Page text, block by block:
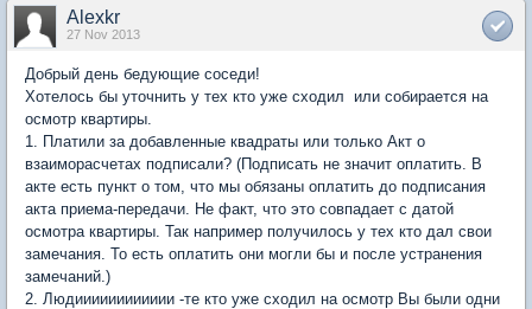
Alexkr
27 Nov 2013
Добрый день бедующие соседи!
Хотелось бы уточнить у тех кто уже сходил или собирается на
осмотр квартиры.
1. Платили за добавленные квадраты или только Акт о
взаиморасчетах подписали? (Подписать не значит оплатить. В
акте есть пункт о том, что мы обязаны оплатить до подписания
акта приема-передачи. Не факт, что это совпадает с датой
осмотра квартиры. Так например получилось у тех кто дал свои
замечания. То есть оплатить они могли бы и после устранения
замечаний.)
2. Людииииииииииии -те кто уже сходил на осмотр Вы были одни